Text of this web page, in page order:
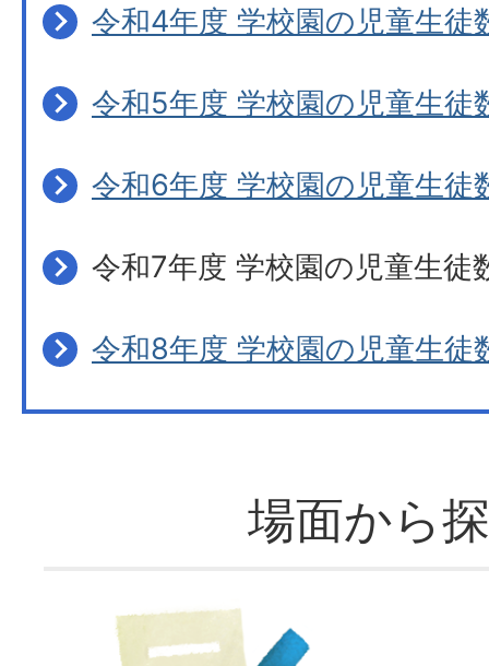
令和4年度 学校園の児童生徒
令和5年度 学校園の児童生徒
令和6年度 学校園の児童生徒
令和7年度 学校園の児童生徒
令和8年度 学校園の児童生徒
場面から